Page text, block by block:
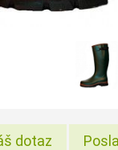
dotaz